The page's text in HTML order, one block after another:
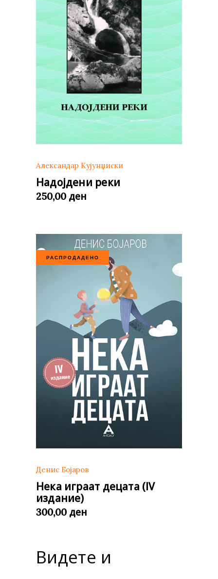
Александар Кујунџиски
Надојдени реки
250,00 ден
РАСПРОДАДЕНО
Денис Бојаров
Нека играат децата (IV
издание)
300,00 ден
Видете и